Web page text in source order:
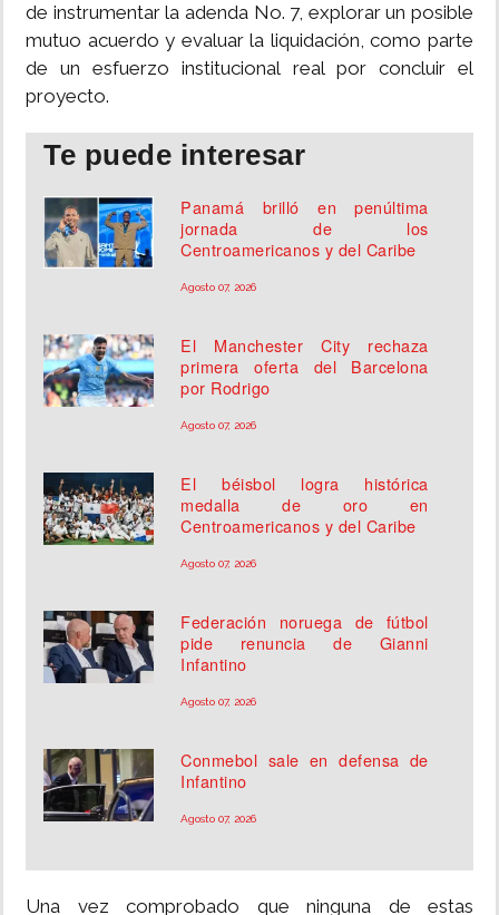
de instrumentar la adenda No. 7, explorar un posible
mutuo acuerdo y evaluar la liquidación, como parte
de un esfuerzo institucional real por concluir el
proyecto.
Te puede interesar
Panamá brilló en penúltima
jornada de los
Centroamericanos y del Caribe
Agosto 07, 2026
El Manchester City rechaza
primera oferta del Barcelona
por Rodrigo
Agosto 07, 2026
El béisbol logra histórica
medalla de oro en
Centroamericanos y del Caribe
Agosto 07, 2026
Federación noruega de fútbol
pide renuncia de Gianni
Infantino
Agosto 07, 2026
Conmebol sale en defensa de
Infantino
Agosto 07, 2026
Una vez comprobado que ninguna de estas